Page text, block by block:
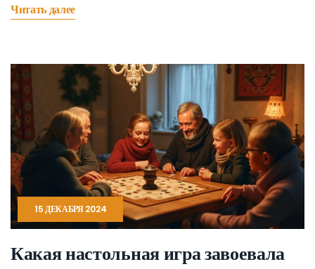
настольных игр бывают, а также узнаем интересные факты об
участников.
Читать далее
15 ДЕКАБРЯ 2024
Какая настольная игра завоевала